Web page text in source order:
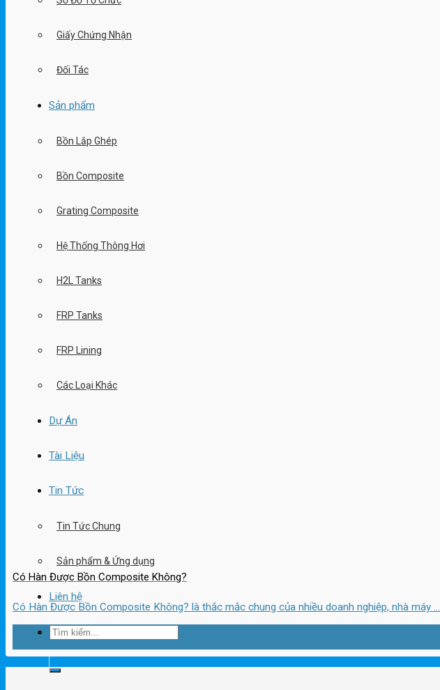
Giấy Chứng Nhận
Đối Tác
Sản phẩm
Bồn Lắp Ghép
Bồn Composite
Grating Composite
Hệ Thống Thông Hơi
H2L Tanks
FRP Tanks
FRP Lining
Các Loại Khác
Dự Án
Tài Liệu
Tin Tức
Tin Tức Chung
Sản phẩm & Ứng dụng
Liên hệ
Tìm
kiếm:
Có Hàn Được Bồn Composite Không?
Có Hàn Được Bồn Composite Không? là thắc mắc chung của nhiều doanh nghiệp, nhà máy ...